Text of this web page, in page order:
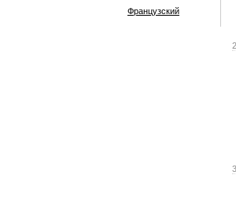
Французский
2
3